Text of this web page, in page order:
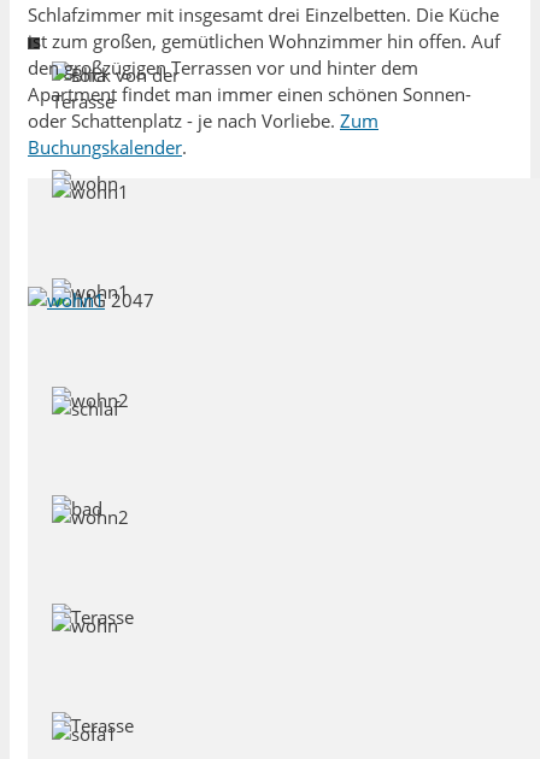
Schlafzimmer mit insgesamt drei Einzelbetten. Die Küche
ist zum großen, gemütlichen Wohnzimmer hin offen. Auf
den großzügigen Terrassen vor und hinter dem
Apartment findet man immer einen schönen Sonnen-
oder Schattenplatz - je nach Vorliebe. Zum
Buchungskalender.